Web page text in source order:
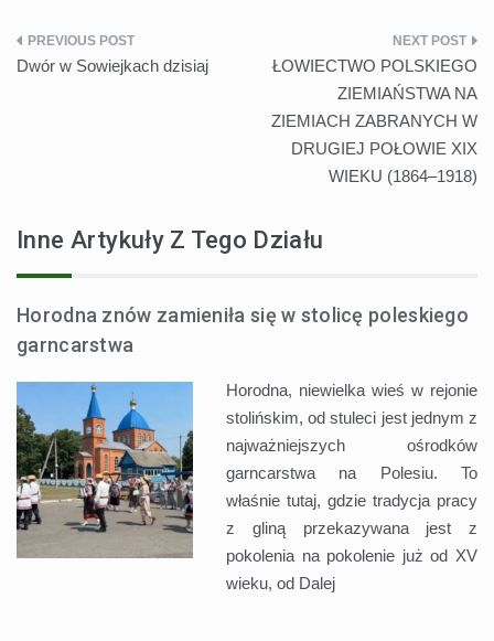
Nawigacja
Dwór w Sowiejkach dzisiaj
ŁOWIECTWO POLSKIEGO
ZIEMIAŃSTWA NA
ZIEMIACH ZABRANYCH W
DRUGIEJ POŁOWIE XIX
WIEKU (1864–1918)
Inne Artykuły Z Tego Działu
Horodna znów zamieniła się w stolicę poleskiego
garncarstwa
Horodna, niewielka wieś w rejonie
stolińskim, od stuleci jest jednym z
najważniejszych ośrodków
garncarstwa na Polesiu. To
właśnie tutaj, gdzie tradycja pracy
z gliną przekazywana jest z
pokolenia na pokolenie już od XV
wieku, od Dalej